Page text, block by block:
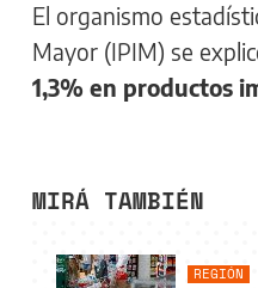
El organismo
Mayor (IPIM) se
1,3% en productos
MIRÁ TAMBIÉN
REGIÓN